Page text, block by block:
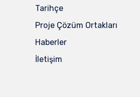
Tarihçe
Proje Çözüm Ortakları
Haberler
İletişim